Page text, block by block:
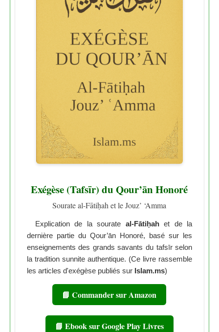
Exégèse (Tafsīr) du Qour’ān Honoré
Sourate al-Fātiḥah et le Jouz’ ‘Amma
Explication de la sourate al-Fātiḥahet de la
dernière partie du Qour’ān Honoré, basé sur les
enseignements des grands savants du tafsīr selon
la tradition sunnite authentique. (Ce livre rassemble
les articles d'exégèse publiés sur Islam.ms)
📘 Commander sur Amazon
📘 Ebook sur Google Play Livres